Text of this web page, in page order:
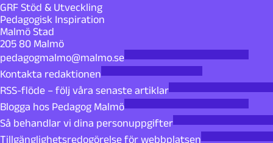
GRF Stöd & Utveckling
Pedagogisk Inspiration
Malmö Stad
205 80 Malmö
pedagogmalmo@malmo.se
Kontakta redaktionen
RSS-flöde – följ våra senaste artiklar
Blogga hos Pedagog Malmö
Så behandlar vi dina personuppgifter
Tillgänglighetsredogörelse för webbplatsen